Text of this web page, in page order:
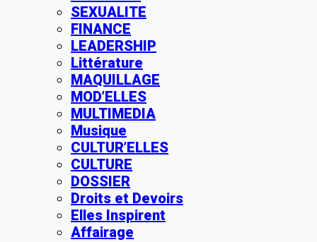
SEXUALITE
FINANCE
LEADERSHIP
Littérature
MAQUILLAGE
MOD’ELLES
MULTIMEDIA
Musique
CULTUR’ELLES
CULTURE
DOSSIER
Droits et Devoirs
Elles Inspirent
Affairage